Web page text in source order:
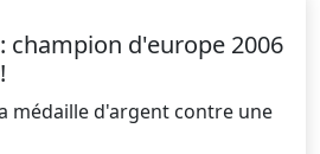
champion d'europe 2006
médaille d'argent contre une